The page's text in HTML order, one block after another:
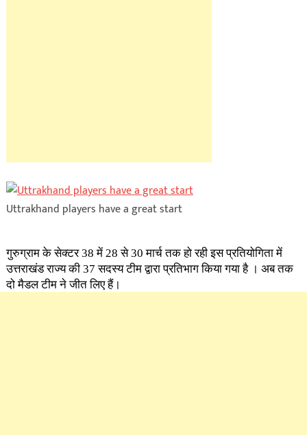
Uttrakhand players have a great start
गुरुग्राम के सेक्टर 38 में 28 से 30 मार्च तक हो रही इस प्रतियोगिता में
उत्तराखंड राज्य की 37 सदस्य टीम द्वारा प्रतिभाग किया गया है । अब तक
दो मैडल टीम ने जीत लिए हैं।